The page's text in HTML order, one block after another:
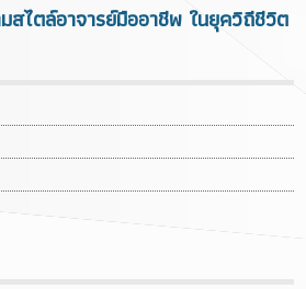
สไตล์อาจารย์มืออาชีพ ในยุควิถีชีวิต